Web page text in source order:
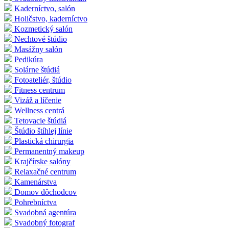
Kaderníctvo, salón
Holičstvo, kaderníctvo
Kozmetický salón
Nechtové štúdio
Masážny salón
Pedikúra
Solárne štúdiá
Fotoateliér, štúdio
Fitness centrum
Vizáž a líčenie
Wellness centrá
Tetovacie štúdiá
Štúdio štíhlej línie
Plastická chirurgia
Permanentný makeup
Krajčírske salóny
Relaxačné centrum
Kamenárstva
Domov dôchodcov
Pohrebníctva
Svadobná agentúra
Svadobný fotograf